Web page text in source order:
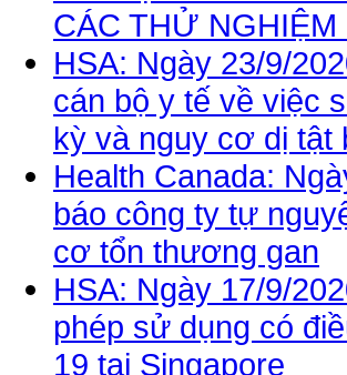
CÁC THỬ
HSA: Ngày 23/9/
cán bộ y tế về việc
kỳ và nguy cơ dị tật
Health Canada:
báo công ty tự
cơ tổn thương gan
HSA: Ngày 17/9/
phép sử dụng có
19 tại Singapore